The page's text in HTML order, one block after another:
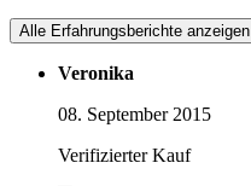
Alle Erfahrungsberichte anzeigen
Veronika
08. September 2015
Verifizierter Kauf